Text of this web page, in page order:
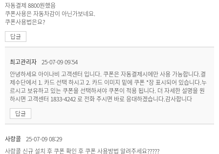
자동결제 8800원했음
쿠폰사용은 자동차감이 아닌가보네요.
쿠폰사용법은요?
답글
최고관리자 25-07-09 09:54
안녕하세요 아이나비 고객센터 입니다. 쿠폰은 자동결제시에만 사용 가능합니다.결
제수단에서 1. 카드 선택 하시고 2. 카드 이미지 밑에 쿠폰 *장 표시되어 있습니다.누
르시고 보유하고 있는 쿠폰을 선택하셔야 쿠폰이 적용 됩니다. 더 자세한 설명을 원
하시면 고객센터 1833-4242 로 전화 주시면 바로 응대하겠습니다.감사합니다
답글
사랑콜 25-07-09 08:29
사랑콜 신규 설치 후 쿠폰 확인 후 쿠폰 사용방법 알려주세요?????